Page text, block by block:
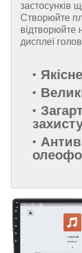
застосунків
Створюйте
відтворюйте
дисплеї